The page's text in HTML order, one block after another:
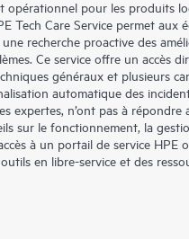
opérationnel pour les produits
Tech Care Service permet aux
recherche proactive des
Ce service offre un accès
généraux et plusieurs
automatique des
expertes, n’ont pas à
sur le fonctionnement, la
à un portail de service
en libre-service et des